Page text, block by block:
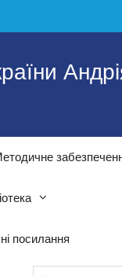
посилання
Пошук: